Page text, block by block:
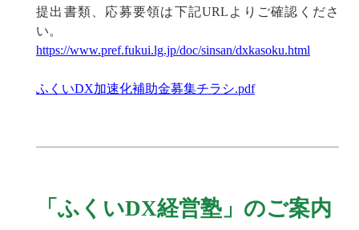
提出書類、応募要領は下記URLよりご確認くださ
い。
https://www.pref.fukui.lg.jp/doc/sinsan/dxkasoku.html
ふくいDX加速化補助金募集チラシ.pdf
「ふくいDX経営塾」のご案内